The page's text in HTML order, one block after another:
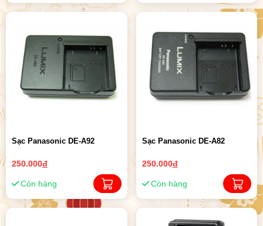
Sạc Panasonic DE-A92
250.000đ
Còn hàng
Sạc Panasonic DE-A82
250.000đ
Còn hàng